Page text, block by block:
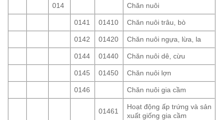
014 Chăn nuôi
0141 01410 Chăn nuôi trâu, bò
0142 01420 Chăn nuôi ngựa, lừa, la
0144 01440 Chăn nuôi dê, cừu
0145 01450 Chăn nuôi lợn
0146 Chăn nuôi gia cầm
01461
Hoạt động ấp trứng và sản
xuất giống gia cầm